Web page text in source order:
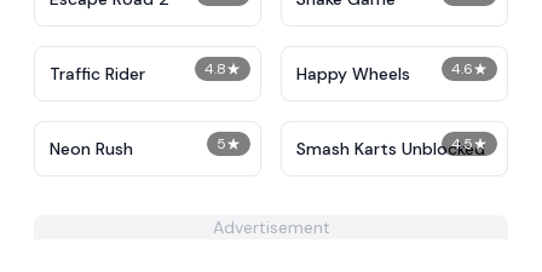
4.8★
Traffic Rider 4.6★
Happy Wheels
5★
Neon Rush 4.5★
Smash Karts Unblocked
Advertisement